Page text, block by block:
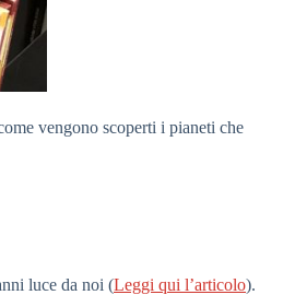
vengono scoperti i pianeti che
luce da noi (Leggi qui l’articolo).